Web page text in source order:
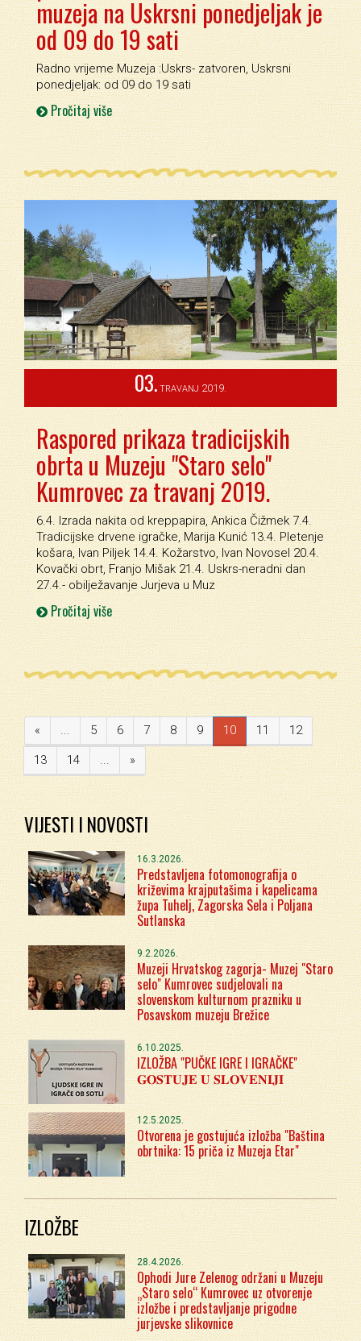
muzeja na Uskrsni ponedjeljak je
od 09 do 19 sati
Radno vrijeme Muzeja :Uskrs- zatvoren, Uskrsni
ponedjeljak: od 09 do 19 sati
Pročitaj više
03. TRAVANJ 2019.
Raspored prikaza tradicijskih
obrta u Muzeju "Staro selo"
Kumrovec za travanj 2019.
6.4. Izrada nakita od kreppapira, Ankica Čižmek 7.4.
Tradicijske drvene igračke, Marija Kunić 13.4. Pletenje
košara, Ivan Piljek 14.4. Kožarstvo, Ivan Novosel 20.4.
Kovački obrt, Franjo Mišak 21.4. Uskrs-neradni dan
27.4.- obilježavanje Jurjeva u Muz
Pročitaj više
« ... 5 6 7 8 9 10 11 12
13 14 ... »
VIJESTI I NOVOSTI
16.3.2026.
Predstavljena fotomonografija o
križevima krajputašima i kapelicama
župa Tuhelj, Zagorska Sela i Poljana
Sutlanska
9.2.2026.
Muzeji Hrvatskog zagorja- Muzej "Staro
selo" Kumrovec sudjelovali na
slovenskom kulturnom prazniku u
Posavskom muzeju Brežice
6.10.2025.
IZLOŽBA "PUČKE IGRE I IGRAČKE"
𝐆𝐎𝐒𝐓𝐔𝐉𝐄 𝐔 𝐒𝐋𝐎𝐕𝐄𝐍𝐈𝐉𝐈
12.5.2025.
Otvorena je gostujuća izložba "Baština
obrtnika: 15 priča iz Muzeja Etar"
IZLOŽBE
28.4.2026.
Ophodi Jure Zelenog održani u Muzeju
„Staro selo“ Kumrovec uz otvorenje
izložbe i predstavljanje prigodne
jurjevske slikovnice